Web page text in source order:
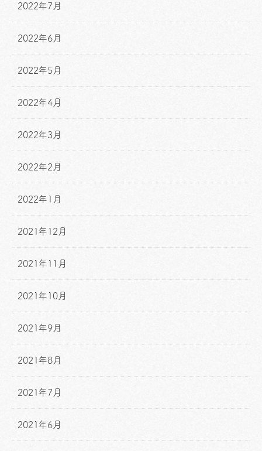
2022年7月
2022年6月
2022年5月
2022年4月
2022年3月
2022年2月
2022年1月
2021年12月
2021年11月
2021年10月
2021年9月
2021年8月
2021年7月
2021年6月